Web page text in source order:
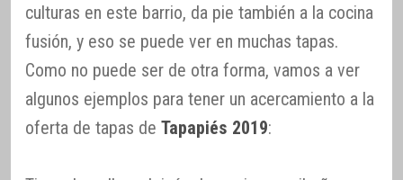
culturas en este barrio, da pie también a la cocina
fusión, y eso se puede ver en muchas tapas.
Como no puede ser de otra forma, vamos a ver
algunos ejemplos para tener un acercamiento a la
oferta de tapas de Tapapiés 2019: